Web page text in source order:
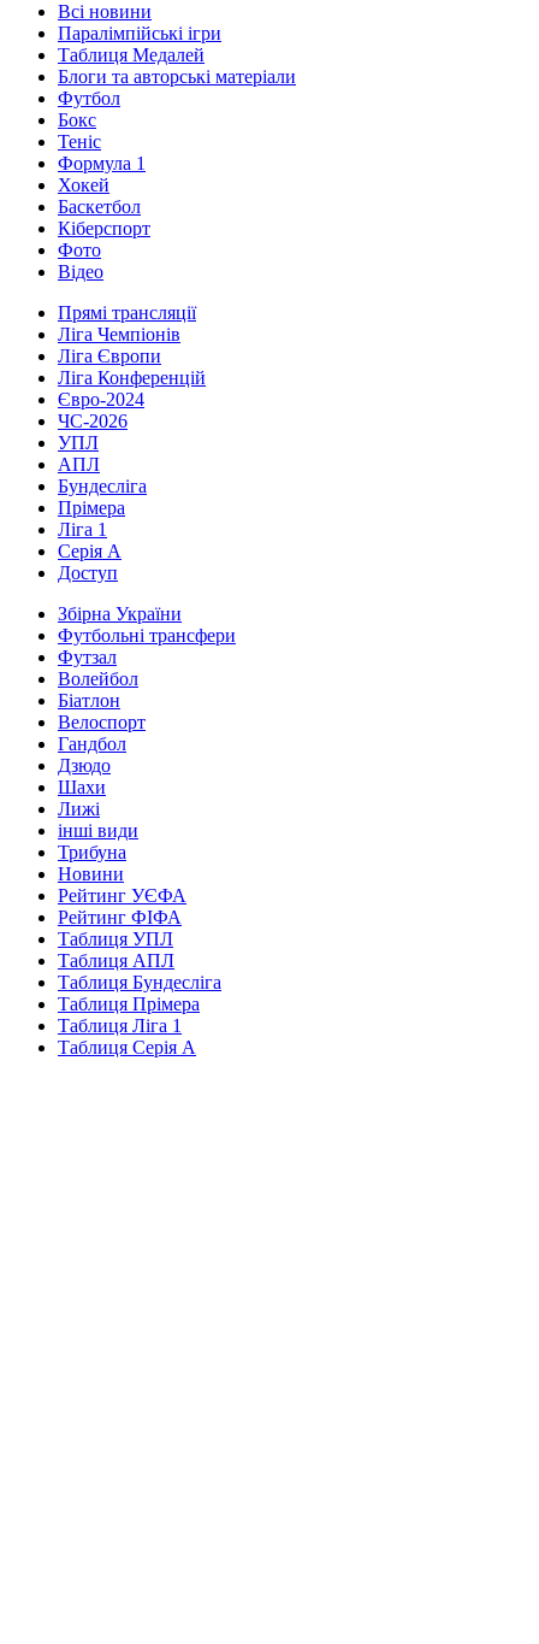
Всі новини
Паралімпійські ігри
Таблиця Медалей
Блоги та авторські матеріали
Футбол
Бокс
Теніс
Формула 1
Хокей
Баскетбол
Кіберспорт
Фото
Відео
Прямі трансляції
Ліга Чемпіонів
Ліга Європи
Ліга Конференцій
Євро-2024
ЧС-2026
УПЛ
АПЛ
Бундесліга
Прімера
Ліга 1
Серія А
Доступ
Збірна України
Футбольні трансфери
Футзал
Волейбол
Біатлон
Велоспорт
Гандбол
Дзюдо
Шахи
Лижі
інші види
Трибуна
Новини
Рейтинг УЄФА
Рейтинг ФІФА
Таблиця УПЛ
Таблиця АПЛ
Таблиця Бундесліга
Таблиця Прімера
Таблиця Ліга 1
Таблиця Серія А